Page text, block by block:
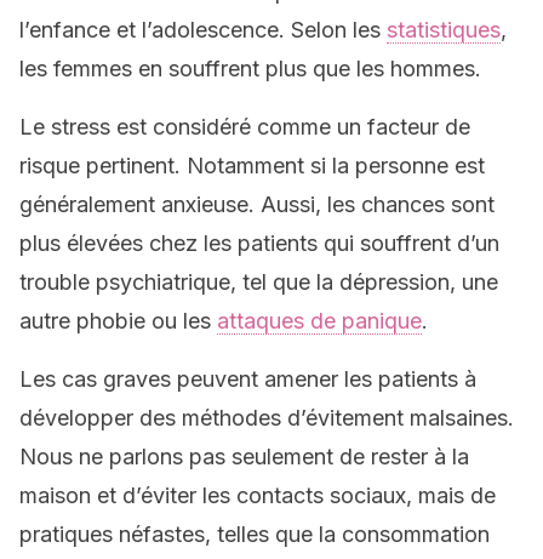
l’enfance et l’adolescence. Selon les statistiques,
les femmes en souffrent plus que les hommes.
Le stress est considéré comme un facteur de
risque pertinent. Notamment si la personne est
généralement anxieuse. Aussi, les chances sont
plus élevées chez les patients qui souffrent d’un
trouble psychiatrique, tel que la dépression, une
autre phobie ou les attaques de panique.
Les cas graves peuvent amener les patients à
développer des méthodes d’évitement malsaines.
Nous ne parlons pas seulement de rester à la
maison et d’éviter les contacts sociaux, mais de
pratiques néfastes, telles que la consommation